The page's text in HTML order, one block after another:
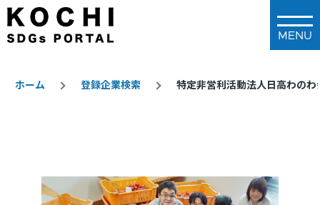
メインコンテンツに移動
ホーム 登録企業検索 特定非営利活動法人日高わのわ